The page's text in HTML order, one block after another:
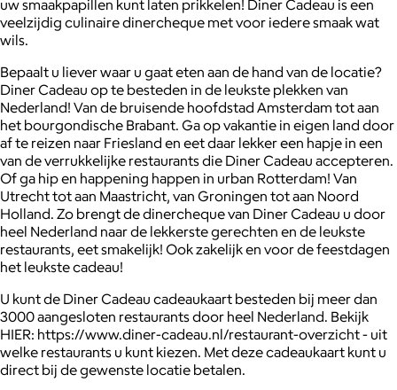
uw smaakpapillen kunt laten prikkelen! Diner Cadeau is een
veelzijdig culinaire dinercheque met voor iedere smaak wat
wils.
Bepaalt u liever waar u gaat eten aan de hand van de locatie?
Diner Cadeau op te besteden in de leukste plekken van
Nederland! Van de bruisende hoofdstad Amsterdam tot aan
het bourgondische Brabant. Ga op vakantie in eigen land door
af te reizen naar Friesland en eet daar lekker een hapje in een
van de verrukkelijke restaurants die Diner Cadeau accepteren.
Of ga hip en happening happen in urban Rotterdam! Van
Utrecht tot aan Maastricht, van Groningen tot aan Noord
Holland. Zo brengt de dinercheque van Diner Cadeau u door
heel Nederland naar de lekkerste gerechten en de leukste
restaurants, eet smakelijk! Ook zakelijk en voor de feestdagen
het leukste cadeau!
U kunt de Diner Cadeau cadeaukaart besteden bij meer dan
3000 aangesloten restaurants door heel Nederland. Bekijk
HIER: https://www.diner-cadeau.nl/restaurant-overzicht - uit
welke restaurants u kunt kiezen. Met deze cadeaukaart kunt u
direct bij de gewenste locatie betalen.